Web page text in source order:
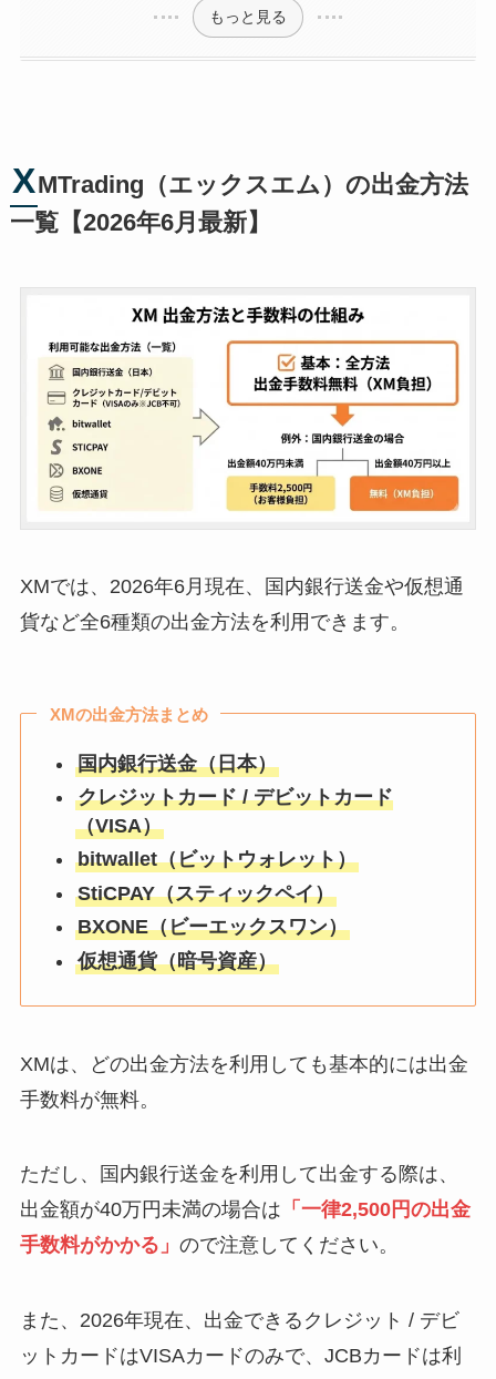
もっと見る
XMTrading（エックスエム）の出金方法
一覧【2026年6月最新】
XMでは、2026年6月現在、国内銀行送金や仮想通
貨など全6種類の出金方法を利用できます。
XMの出金方法まとめ
国内銀行送金（日本）
クレジットカード / デビットカード
（VISA）
bitwallet（ビットウォレット）
StiCPAY（スティックペイ）
BXONE（ビーエックスワン）
仮想通貨（暗号資産）
XMは、どの出金方法を利用しても基本的には出金
手数料が無料。
ただし、国内銀行送金を利用して出金する際は、
出金額が40万円未満の場合は 「一律2,500円の出金
手数料がかかる」 ので注意してください。
また、2026年現在、出金できるクレジット / デビ
ットカードはVISAカードのみで、JCBカードは利